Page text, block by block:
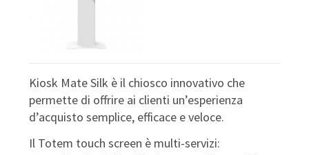
Kiosk Mate Silk è il chiosco innovativo che
permette di offrire ai clienti un’esperienza
d’acquisto semplice, efficace e veloce.
Il Totem touch screen è multi-servizi: